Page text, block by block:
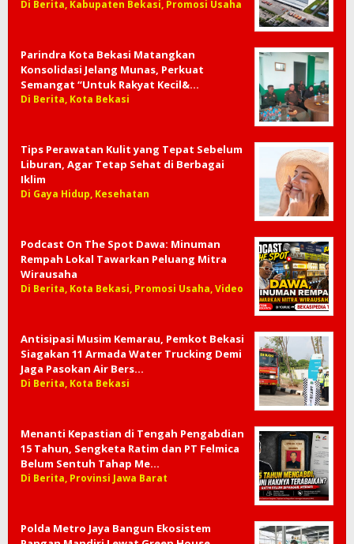
Di Berita, Kabupaten Bekasi, Promosi Usaha
Parindra Kota Bekasi Matangkan
Konsolidasi Jelang Munas, Perkuat
Semangat “Untuk Rakyat Kecil&…
Di Berita, Kota Bekasi
Tips Perawatan Kulit yang Tepat Sebelum
Liburan, Agar Tetap Sehat di Berbagai
Iklim
Di Gaya Hidup, Kesehatan
Podcast On The Spot Dawa: Minuman
Rempah Lokal Tawarkan Peluang Mitra
Wirausaha
Di Berita, Kota Bekasi, Promosi Usaha, Video
Antisipasi Musim Kemarau, Pemkot Bekasi
Siagakan 11 Armada Water Trucking Demi
Jaga Pasokan Air Bers…
Di Berita, Kota Bekasi
Menanti Kepastian di Tengah Pengabdian
15 Tahun, Sengketa Ratim dan PT Felmica
Belum Sentuh Tahap Me…
Di Berita, Provinsi Jawa Barat
Polda Metro Jaya Bangun Ekosistem